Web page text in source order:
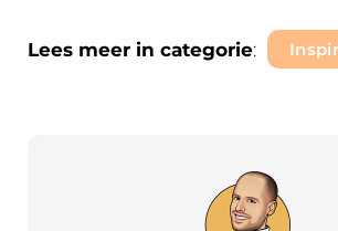
Lees meer in categorie: